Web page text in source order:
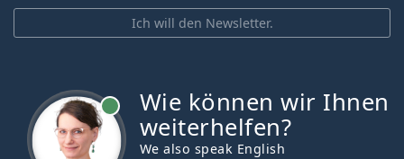
Ich will den Newsletter.
Wie können wir Ihnen
weiterhelfen?
We also speak English